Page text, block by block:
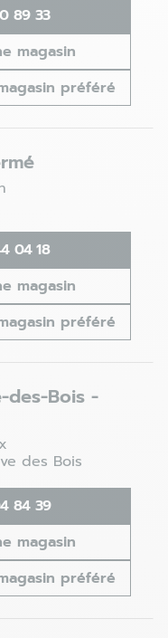
89 33
magasin
préféré
04 18
magasin
préféré
des-Bois -
des Bois
84 39
magasin
préféré